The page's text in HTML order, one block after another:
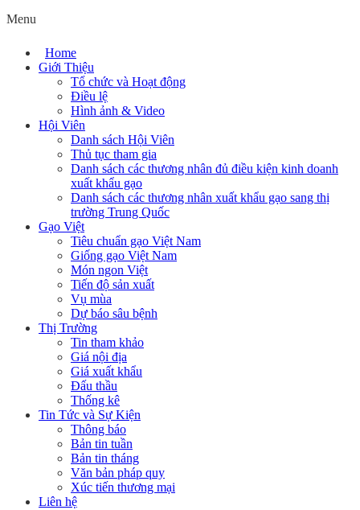
Menu
Home
Giới Thiệu
Tổ chức và Hoạt động
Điều lệ
Hình ảnh & Video
Hội Viên
Danh sách Hội Viên
Thủ tục tham gia
Danh sách các thương nhân đủ điều kiện kinh doanh
xuất khẩu gạo
Danh sách các thương nhân xuất khẩu gạo sang thị
trường Trung Quốc
Gạo Việt
Tiêu chuẩn gạo Việt Nam
Giống gạo Việt Nam
Món ngon Việt
Tiến độ sản xuất
Vụ mùa
Dự báo sâu bệnh
Thị Trường
Tin tham khảo
Giá nội địa
Giá xuất khẩu
Đấu thầu
Thống kê
Tin Tức và Sự Kiện
Thông báo
Bản tin tuần
Bản tin tháng
Văn bản pháp quy
Xúc tiến thương mại
Liên hệ